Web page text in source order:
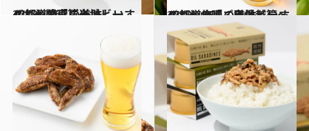
2018.7.26
47都道府県の美味しいすぐれもの「ご当地ビール」～関東篇～
グルメ 2018.7.29
47都道府県の美味しいすぐれもの「ご当地ビール」～北陸・甲信越篇～
グルメ